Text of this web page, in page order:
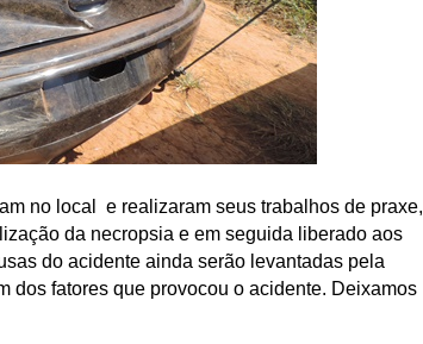
no local  e realizaram seus trabalhos de praxe,
da necropsia e em seguida liberado aos
do acidente ainda serão levantadas pela
dos fatores que provocou o acidente. Deixamos